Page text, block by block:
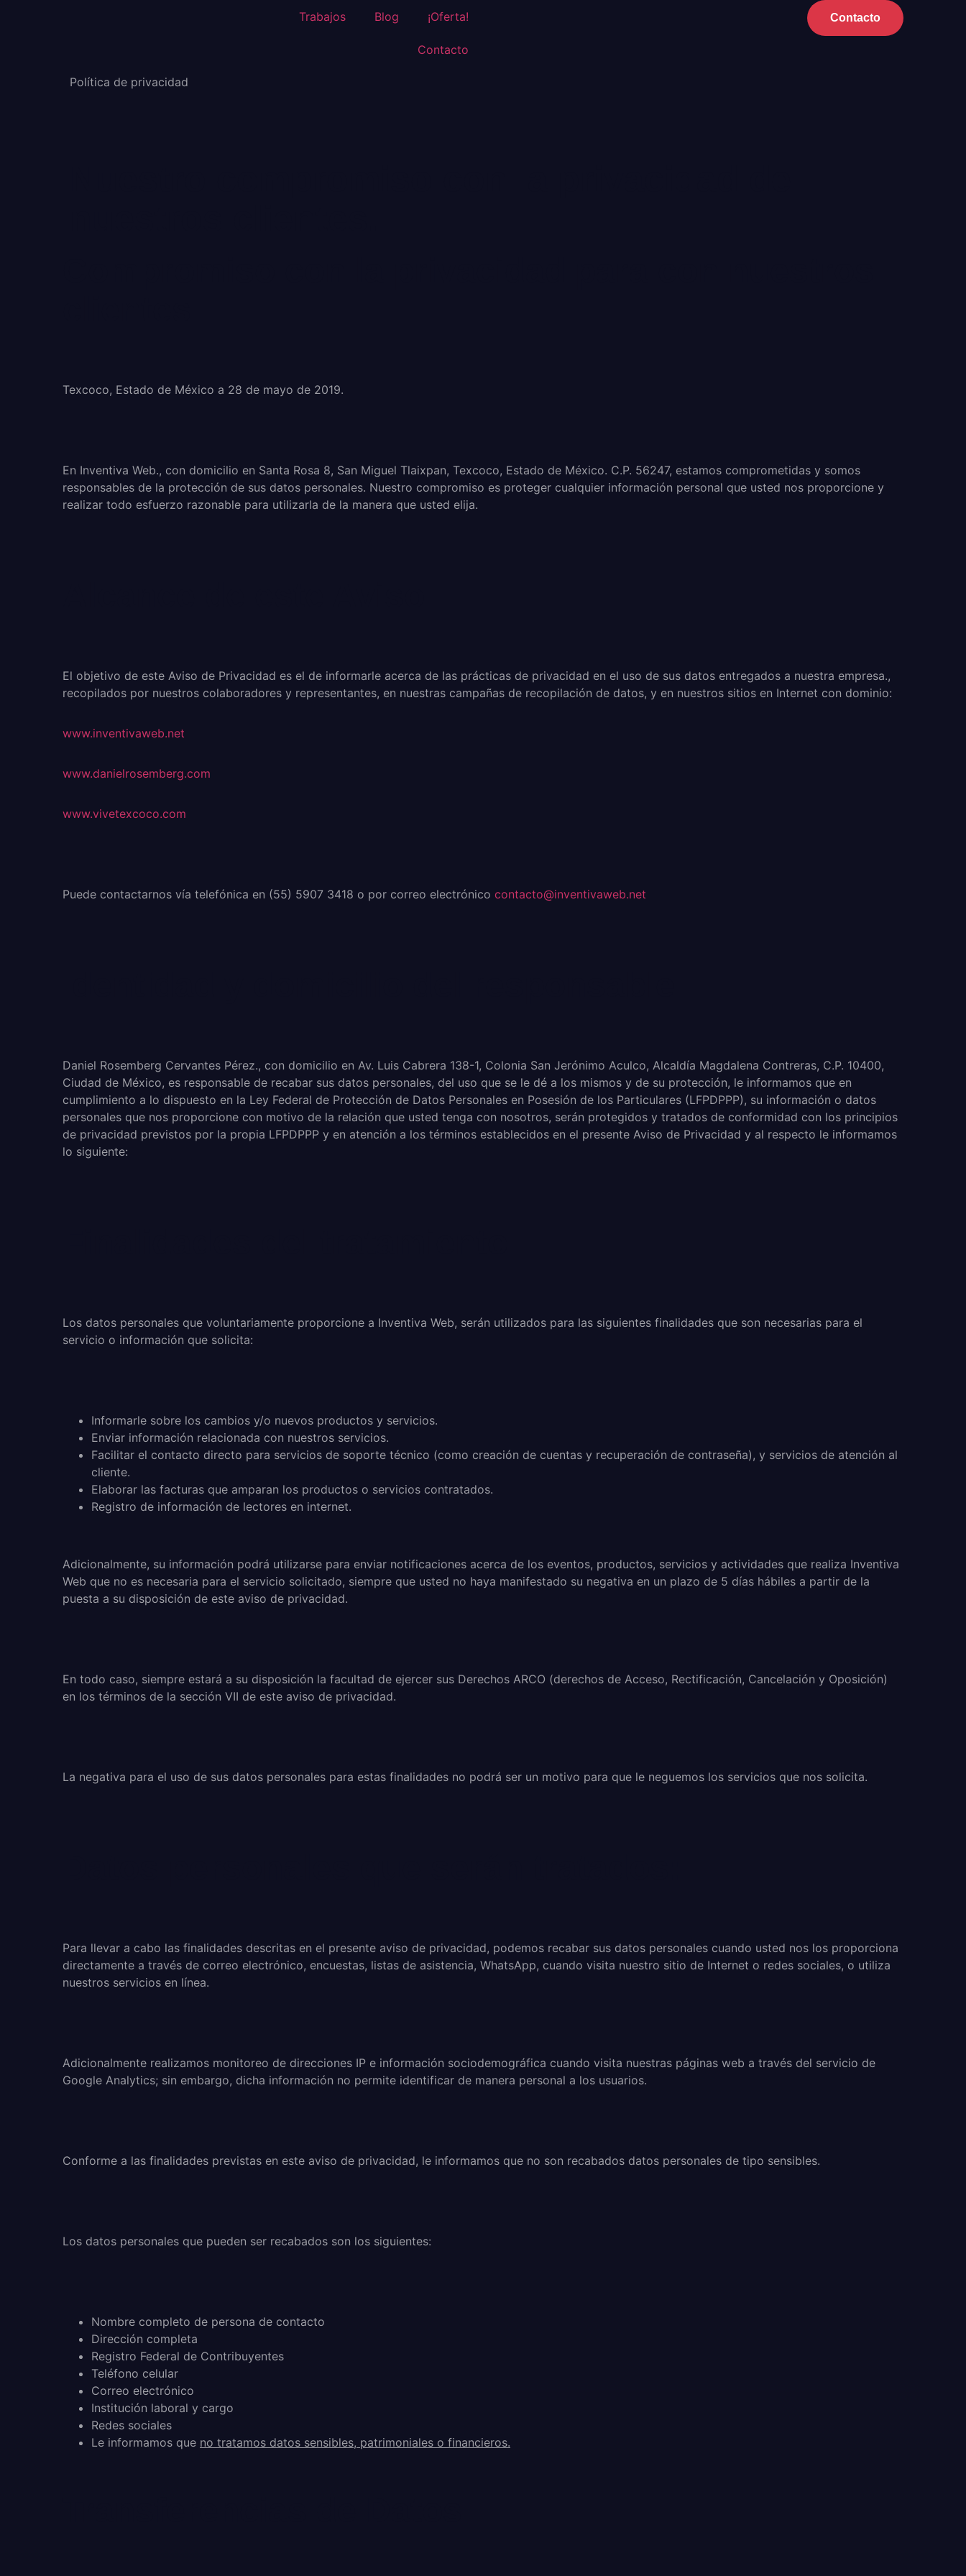
Trabajos Blog ¡Oferta!
Contacto
Contacto
Política de privacidad
Texcoco, Estado de México a 28 de mayo de 2019.
En Inventiva Web., con domicilio en Santa Rosa 8, San Miguel Tlaixpan, Texcoco, Estado de México. C.P. 56247, estamos comprometidas y somos
responsables de la protección de sus datos personales. Nuestro compromiso es proteger cualquier información personal que usted nos proporcione y
realizar todo esfuerzo razonable para utilizarla de la manera que usted elija.
El objetivo de este Aviso de Privacidad es el de informarle acerca de las prácticas de privacidad en el uso de sus datos entregados a nuestra empresa.,
recopilados por nuestros colaboradores y representantes, en nuestras campañas de recopilación de datos, y en nuestros sitios en Internet con dominio:
www.inventivaweb.net
www.danielrosemberg.com
www.vivetexcoco.com
Puede contactarnos vía telefónica en (55) 5907 3418 o por correo electrónico contacto@inventivaweb.net
Daniel Rosemberg Cervantes Pérez., con domicilio en Av. Luis Cabrera 138-1, Colonia San Jerónimo Aculco, Alcaldía Magdalena Contreras, C.P. 10400,
Ciudad de México, es responsable de recabar sus datos personales, del uso que se le dé a los mismos y de su protección, le informamos que en
cumplimiento a lo dispuesto en la Ley Federal de Protección de Datos Personales en Posesión de los Particulares (LFPDPPP), su información o datos
personales que nos proporcione con motivo de la relación que usted tenga con nosotros, serán protegidos y tratados de conformidad con los principios
de privacidad previstos por la propia LFPDPPP y en atención a los términos establecidos en el presente Aviso de Privacidad y al respecto le informamos
lo siguiente:
Los datos personales que voluntariamente proporcione a Inventiva Web, serán utilizados para las siguientes finalidades que son necesarias para el
servicio o información que solicita:
Informarle sobre los cambios y/o nuevos productos y servicios.
Enviar información relacionada con nuestros servicios.
Facilitar el contacto directo para servicios de soporte técnico (como creación de cuentas y recuperación de contraseña), y servicios de atención al
cliente.
Elaborar las facturas que amparan los productos o servicios contratados.
Registro de información de lectores en internet.
Adicionalmente, su información podrá utilizarse para enviar notificaciones acerca de los eventos, productos, servicios y actividades que realiza Inventiva
Web que no es necesaria para el servicio solicitado, siempre que usted no haya manifestado su negativa en un plazo de 5 días hábiles a partir de la
puesta a su disposición de este aviso de privacidad.
En todo caso, siempre estará a su disposición la facultad de ejercer sus Derechos ARCO (derechos de Acceso, Rectificación, Cancelación y Oposición)
en los términos de la sección VII de este aviso de privacidad.
La negativa para el uso de sus datos personales para estas finalidades no podrá ser un motivo para que le neguemos los servicios que nos solicita.
Para llevar a cabo las finalidades descritas en el presente aviso de privacidad, podemos recabar sus datos personales cuando usted nos los proporciona
directamente a través de correo electrónico, encuestas, listas de asistencia, WhatsApp, cuando visita nuestro sitio de Internet o redes sociales, o utiliza
nuestros servicios en línea.
Adicionalmente realizamos monitoreo de direcciones IP e información sociodemográfica cuando visita nuestras páginas web a través del servicio de
Google Analytics; sin embargo, dicha información no permite identificar de manera personal a los usuarios.
Conforme a las finalidades previstas en este aviso de privacidad, le informamos que no son recabados datos personales de tipo sensibles.
Los datos personales que pueden ser recabados son los siguientes:
Nombre completo de persona de contacto
Dirección completa
Registro Federal de Contribuyentes
Teléfono celular
Correo electrónico
Institución laboral y cargo
Redes sociales
Le informamos que no tratamos datos sensibles, patrimoniales o financieros.